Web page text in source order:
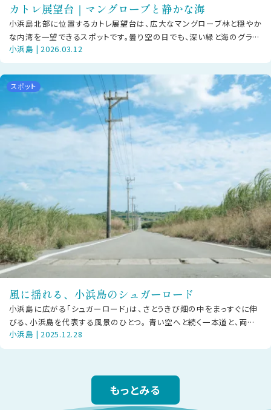
カトレ展望台｜マングローブと静かな海
小浜島北部に位置するカトレ展望台は、広大なマングローブ林と穏やか
な内湾を一望できるスポットです。曇り空の日でも、深い緑と海のグラデ
ーションが静かな美しさを見せて
小浜島 | 2026.03.12
スポット
風に揺れる、小浜島のシュガーロード
小浜島に広がる「シュガーロード」は、さとうきび畑の中をまっすぐに伸
びる、小浜島を代表する風景のひとつ。 青い空へと続く一本道と、両側
に広がるさとうきび畑が、島ら
小浜島 | 2025.12.28
もっとみる